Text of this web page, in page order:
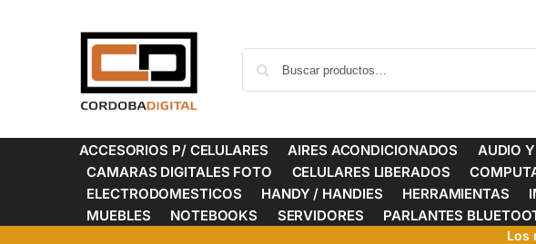
ACCESORIOS P/ CELULARES AIRES ACONDICIONADOS AUDIO
CAMARAS DIGITALES FOTO
CELULARES LIBERADOS
ELECTRODOMESTICOS
HANDY / HANDIES HERRAMIENTAS
MUEBLES
NOTEBOOKS SERVIDORES PARLANTES
Los